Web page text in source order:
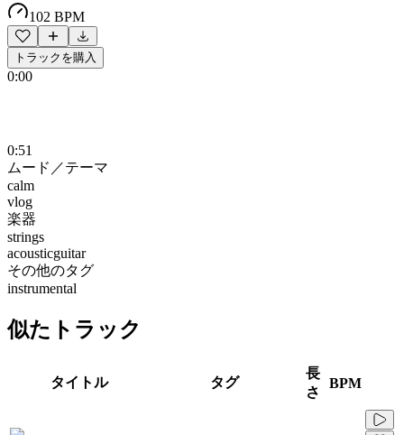
102 BPM
トラックを購入
0:00
0:51
ムード／テーマ
calm
vlog
楽器
strings
acousticguitar
その他のタグ
instrumental
似たトラック
タイトル タグ
長
さ
BPM